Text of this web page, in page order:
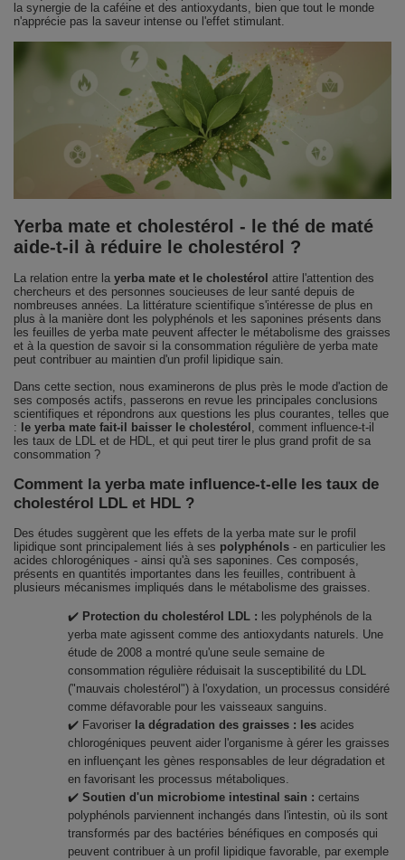
la synergie de la caféine et des antioxydants, bien que tout le monde
n'apprécie pas la saveur intense ou l'effet stimulant.
Yerba mate et cholestérol - le thé de maté
aide-t-il à réduire le cholestérol ?
La relation entre la yerba mate et le cholestérol attire l'attention des
chercheurs et des personnes soucieuses de leur santé depuis de
nombreuses années. La littérature scientifique s'intéresse de plus en
plus à la manière dont les polyphénols et les saponines présents dans
les feuilles de yerba mate peuvent affecter le métabolisme des graisses
et à la question de savoir si la consommation régulière de yerba mate
peut contribuer au maintien d'un profil lipidique sain.
Dans cette section, nous examinerons de plus près le mode d'action de
ses composés actifs, passerons en revue les principales conclusions
scientifiques et répondrons aux questions les plus courantes, telles que
: le yerba mate fait-il baisser le cholestérol , comment influence-t-il
les taux de LDL et de HDL, et qui peut tirer le plus grand profit de sa
consommation ?
Comment la yerba mate influence-t-elle les taux de
cholestérol LDL et HDL ?
Des études suggèrent que les effets de la yerba mate sur le profil
lipidique sont principalement liés à ses polyphénols - en particulier les
acides chlorogéniques - ainsi qu'à ses saponines. Ces composés,
présents en quantités importantes dans les feuilles, contribuent à
plusieurs mécanismes impliqués dans le métabolisme des graisses.
✔️ Protection du cholestérol LDL : les polyphénols de la
yerba mate agissent comme des antioxydants naturels. Une
étude de 2008 a montré qu'une seule semaine de
consommation régulière réduisait la susceptibilité du LDL
("mauvais cholestérol") à l'oxydation, un processus considéré
comme défavorable pour les vaisseaux sanguins.
✔️ Favoriser la dégradation des graisses : les acides
chlorogéniques peuvent aider l'organisme à gérer les graisses
en influençant les gènes responsables de leur dégradation et
en favorisant les processus métaboliques.
✔️ Soutien d'un microbiome intestinal sain : certains
polyphénols parviennent inchangés dans l'intestin, où ils sont
transformés par des bactéries bénéfiques en composés qui
peuvent contribuer à un profil lipidique favorable, par exemple